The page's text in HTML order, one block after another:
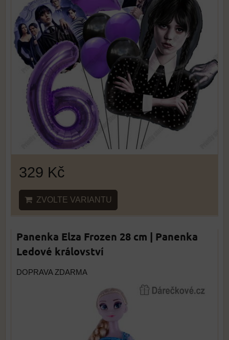
329 Kč
ZVOLTE VARIANTU
Panenka Elza Frozen 28 cm | Panenka
Ledové království
DOPRAVA ZDARMA